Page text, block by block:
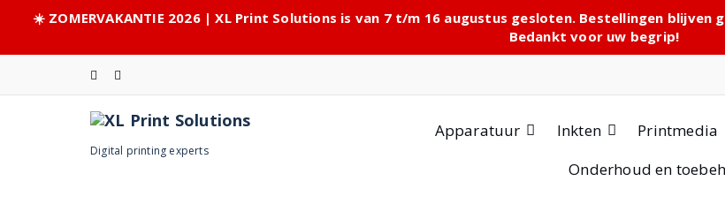
☀️ ZOMERVAKANTIE 2026 | XL Print Solutions is van 7 t/m 16 augustus gesloten. Bestellingen
Bedankt voor uw begrip!
Digital printing experts
Apparatuur Inkten Printmedia
Onderhoud en